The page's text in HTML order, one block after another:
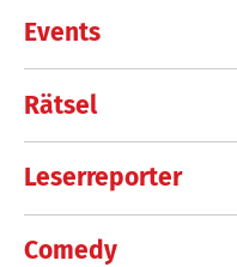
Events
Rätsel
Leserreporter
Comedy